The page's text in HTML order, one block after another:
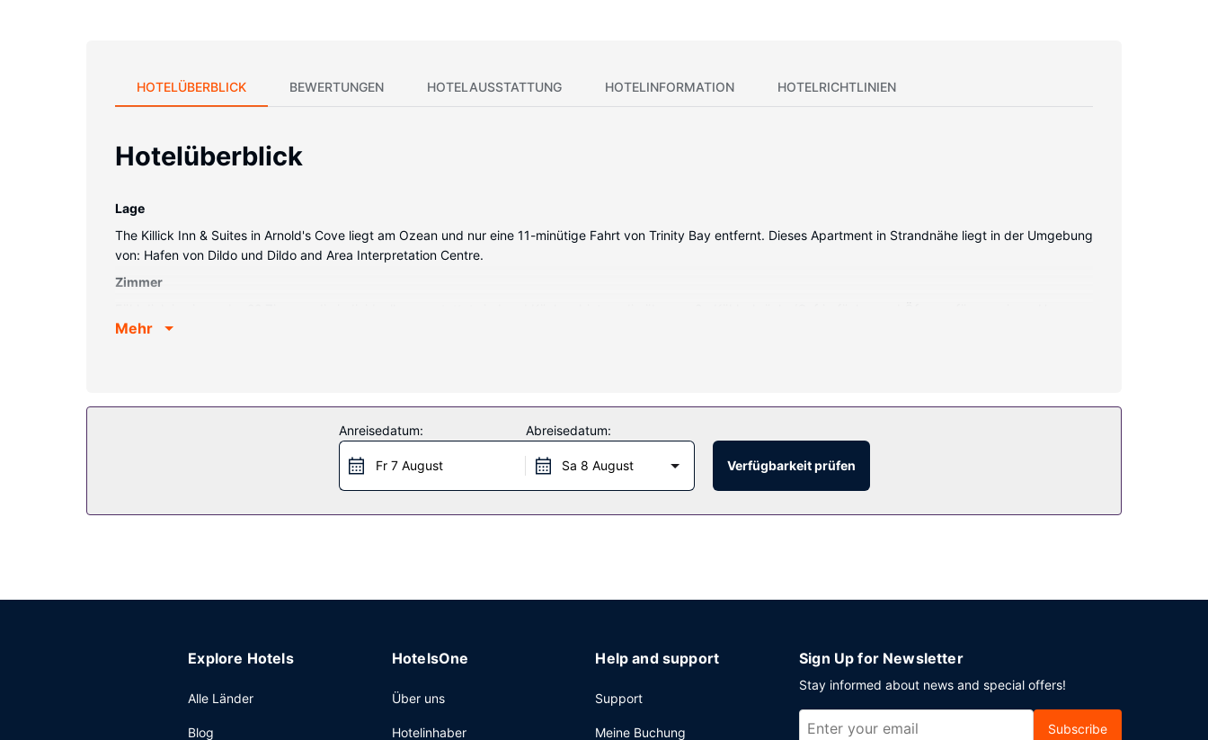
HOTELÜBERBLICK BEWERTUNGEN HOTELAUSSTATTUNG HOTELINFORMATION HOTELRICHTLINIEN
Hotelüberblick
Lage
The Killick Inn & Suites in Arnold's Cove liegt am Ozean und nur eine 11-minütige Fahrt von Trinity Bay entfernt. Dieses Apartment in Strandnähe liegt in der Umgebung
von: Hafen von Dildo und Dildo and Area Interpretation Centre.
Zimmer
42 Zoll groáe Flachbildfernseher mit Digitalempfang sorgen fr gute Unterhaltung; auáerdem steht ein WLAN-Internetzugang (kostenlos) zur Verfgung. Die
Genieße von folgendem Punkt aus den schönen Ausblick: Terrasse. Nutz außerdem Einrichtungen und Leistungen wie kostenloses WLAN und Grillmöglichkeiten. Du
kannst von dem Shuttle (gegen Gebühr) in die Umgebung profitieren, der in einem Umkreis von 200 Kilometer fährt.
Zum Angebot gehören ein Businesscenter, ein Express-Check-in und ein Express-Check-out. Wenn du eine Veranstaltung in Arnold's Cove planst, ist dieses Apartment
eine gute Wahl, denn zu den 301 Quadratfuß (28 Quadratmeter) großen Veranstaltungsräumlichkeiten zählen Konferenzfläche und Tagungsräume. Gegen Aufpreis
Mehr
Anreisedatum:
Fr 7 August
Abreisedatum:
Sa 8 August Verfügbarkeit prüfen
Explore Hotels
Alle Länder
Blog
HotelsOne
Über uns
Hotelinhaber
Help and support
Support
Meine Buchung
Sign Up for Newsletter
Stay informed about news and special offers!
Subscribe